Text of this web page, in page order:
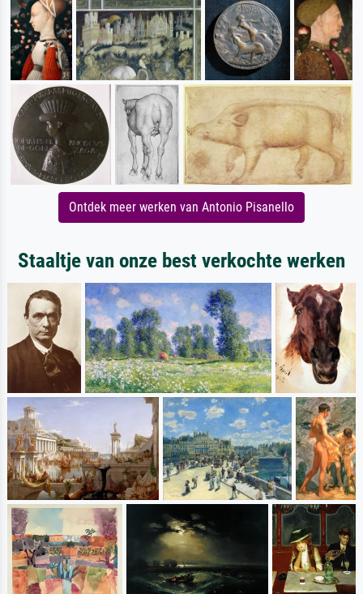
Ontdek meer werken van Antonio Pisanello
Staaltje van onze best verkochte werken